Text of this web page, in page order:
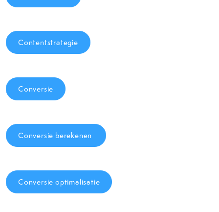
Contentstrategie
Conversie
Conversie berekenen
Conversie optimalisatie